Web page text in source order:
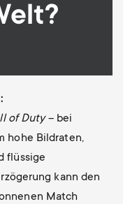
of Duty– bei
hohe Bildraten,
flüssige
kann den
Match